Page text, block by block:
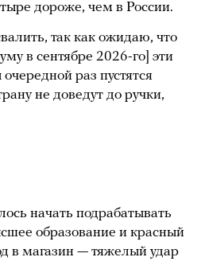
дороже, чем в России.
так как ожидаю, что
в сентябре 2026-го] эти
раз пустятся
не доведут до ручки,
начать подрабатывать
образование и красный
в магазин — тяжелый удар